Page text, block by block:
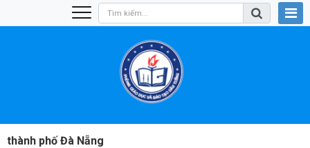
thành phố Đà Nẵng